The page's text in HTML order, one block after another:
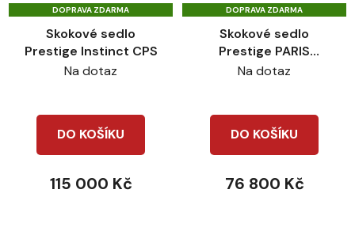
DOPRAVA ZDARMA
Skokové sedlo
Prestige Instinct CPS
Na dotaz
DO KOŠÍKU
115 000 Kč
DOPRAVA ZDARMA
Skokové sedlo
Prestige PARIS
Classic
Na dotaz
DO KOŠÍKU
76 800 Kč